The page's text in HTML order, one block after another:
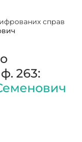
справ
263: